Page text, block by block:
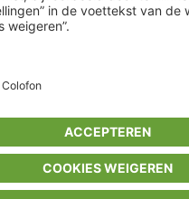
limango.de limango.pl
zijn inclusief belasting en